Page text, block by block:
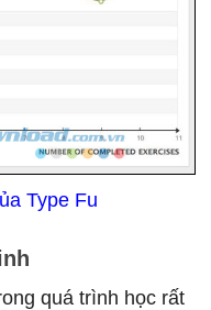
Type Fu
quá trình học rất